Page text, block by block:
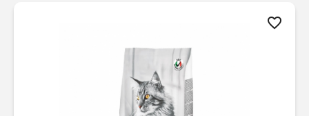
favorite_border